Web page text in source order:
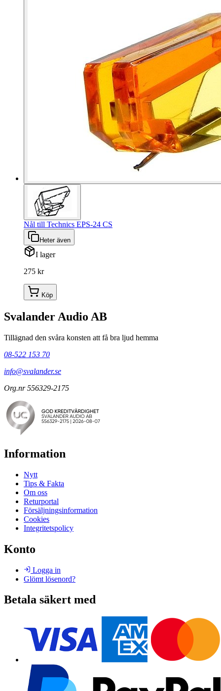
Nål till Technics EPS-24 CS
Heter även
I lager
275 kr
Köp
Svalander Audio AB
Tillägnad den svåra konsten att få bra ljud hemma
08-522 153 70
info@svalander.se
Org.nr 556329-2175
Information
Nytt
Tips & Fakta
Om oss
Returportal
Försäljningsinformation
Cookies
Integritetspolicy
Konto
Logga in
Glömt lösenord?
Betala säkert med